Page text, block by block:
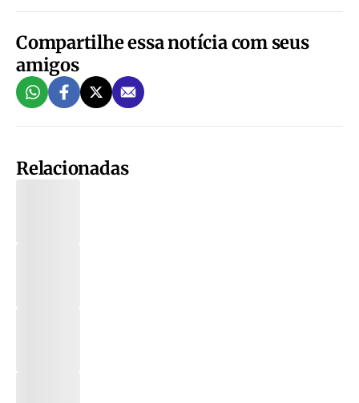
Compartilhe essa notícia com seus
amigos
Relacionadas